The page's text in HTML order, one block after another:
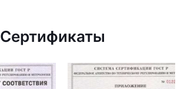
Сертификаты